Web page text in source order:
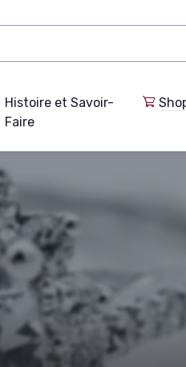
Histoire et Savoir-
Faire